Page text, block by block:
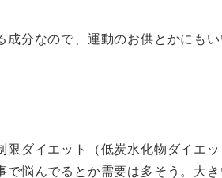
成分なので、運動のお供とかにも
限ダイエット（低炭水化物ダイエ
で悩んでるとか需要は多そう。大